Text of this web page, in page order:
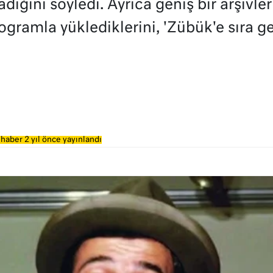
söyledi. Ayrıca geniş bir
yüklediklerini, 'Zübük'e sıra
2 yıl önce yayınlandı